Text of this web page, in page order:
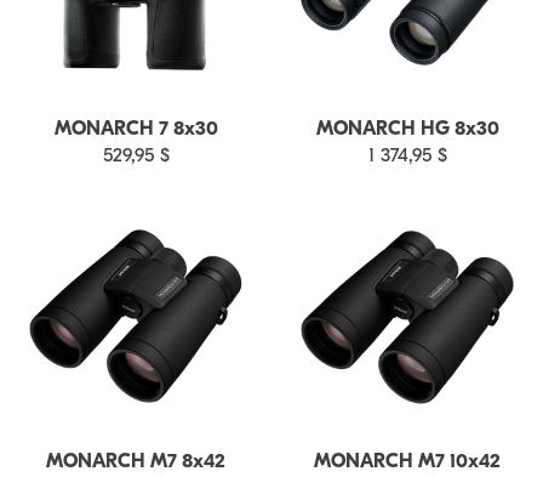
MONARCH 7 8x30
529,95 $
MONARCH HG 8x30
1 374,95 $
MONARCH M7 8x42
MONARCH M7 10x42